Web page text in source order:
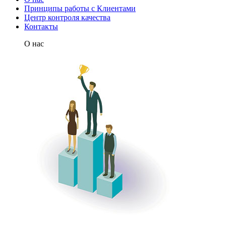
Принципы работы с Клиентами
Центр контроля качества
Контакты
О нас